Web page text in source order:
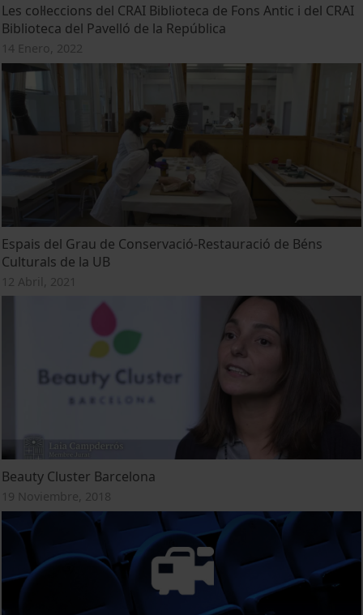
Les col·leccions del CRAI Biblioteca de Fons Antic i del CRAI
Biblioteca del Pavelló de la República
14 Enero, 2022
Espais del Grau de Conservació-Restauració de Béns
Culturals de la UB
12 Abril, 2021
Beauty Cluster Barcelona
19 Noviembre, 2018